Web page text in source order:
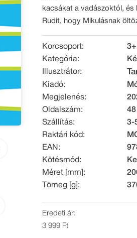
kacsákat a vadászoktól, és
Rudit, hogy Mikulásnak
Korcsoport:
3+
Kategória:
Illusztrátor:
Kiadó:
Megjelenés:
Oldalszám:
48
Szállítás:
3-
Raktári kód:
EAN:
Kötésmód:
Méret [mm]:
Tömeg [g]:
Eredeti ár:
3 999 Ft